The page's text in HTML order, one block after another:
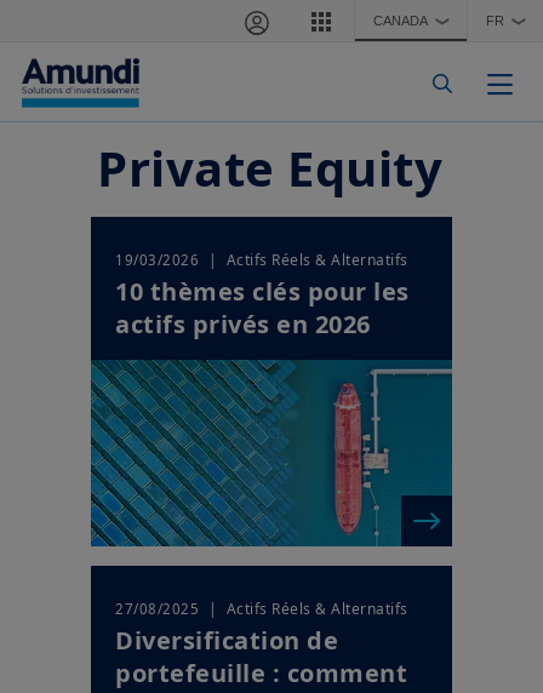
Aller au contenu principal CANADA ❯ FR ❯
Private Equity
19/03/2026 | Actifs Réels & Alternatifs
10 thèmes clés pour les
actifs privés en 2026
27/08/2025 | Actifs Réels & Alternatifs
Diversification de
portefeuille : comment